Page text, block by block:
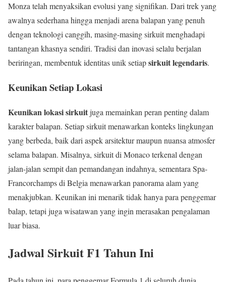
Monza telah menyaksikan evolusi yang signifikan. Dari trek yang
awalnya sederhana hingga menjadi arena balapan yang penuh
dengan teknologi canggih, masing-masing sirkuit menghadapi
tantangan khasnya sendiri. Tradisi dan inovasi selalu berjalan
beriringan, membentuk identitas unik setiapsirkuit legendaris.
Keunikan Setiap Lokasi
Keunikan lokasi sirkuitjuga memainkan peran penting dalam
karakter balapan. Setiap sirkuit menawarkan konteks lingkungan
yang berbeda, baik dari aspek arsitektur maupun nuansa atmosfer
selama balapan. Misalnya, sirkuit di Monaco terkenal dengan
jalan-jalan sempit dan pemandangan indahnya, sementara Spa-
Francorchamps di Belgia menawarkan panorama alam yang
menakjubkan. Keunikan ini menarik tidak hanya para penggemar
balap, tetapi juga wisatawan yang ingin merasakan pengalaman
luar biasa.
Jadwal Sirkuit F1 Tahun Ini